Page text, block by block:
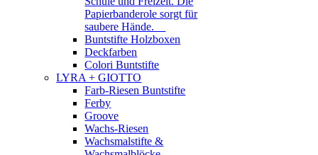
Papierbanderole sorgt für
saubere Hände.
Buntstifte Holzboxen
Deckfarben
Colori Buntstifte
LYRA + GIOTTO
Farb-Riesen Buntstifte
Ferby
Groove
Wachs-Riesen
Wachsmalstifte &